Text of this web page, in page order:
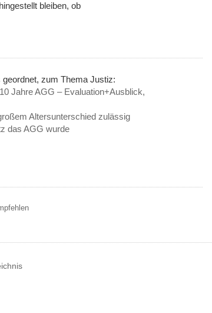
bleiben, ob
zum Thema Justiz:
Jahre AGG – Evaluation+Ausblick,
Alters­un­ter­schied zulässig
das AGG wurde